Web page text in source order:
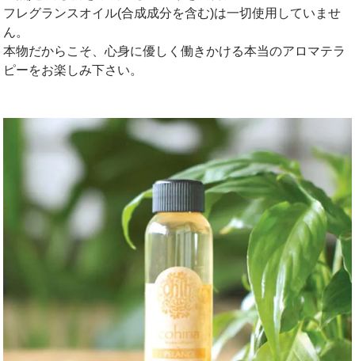
フレグランスオイル(合成成分を含む)は一切使用していませ
ん。
本物だからこそ、心身に優しく働きかける本当のアロマテラ
ピーをお楽しみ下さい。